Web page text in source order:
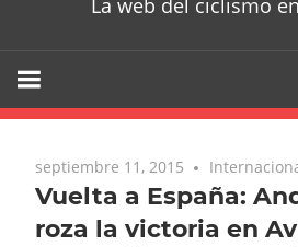
La web del ciclismo
septiembre 11, 2015
Vuelta a España:
roza la victoria en